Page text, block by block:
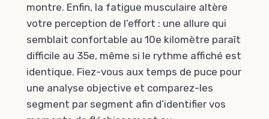
montre. Enfin, la fatigue musculaire altère
votre perception de l’effort : une allure qui
semblait confortable au 10e kilomètre paraît
difficile au 35e, même si le rythme affiché est
identique. Fiez-vous aux temps de puce pour
une analyse objective et comparez-les
segment par segment afin d’identifier vos